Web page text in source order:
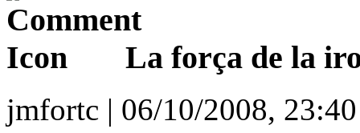
La força de la
jmfortc | 06/10/2008, 23:40